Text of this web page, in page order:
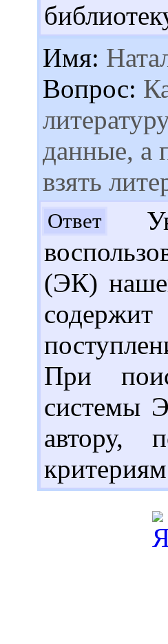
Имя:
Вопрос:
данные, а
взять
Ответ
(ЭК)
При
системы
автору,